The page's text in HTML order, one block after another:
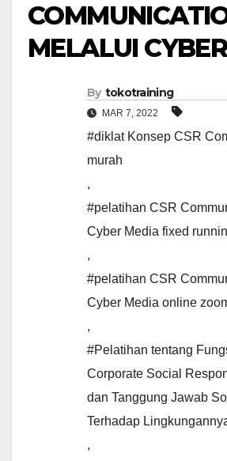
MELALUI
By tokotraining
MAR 7, 2022
#diklat Konsep CSR
murah
,
#pelatihan CSR
Cyber Media fixed
,
#pelatihan CSR
Cyber Media online
,
#Pelatihan tentang
Corporate Social
dan Tanggung Jawab
Terhadap
,